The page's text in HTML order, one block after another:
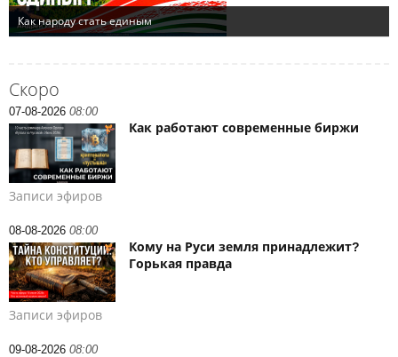
Скоро
07-08-2026 08:00
Как работают современные биржи
Записи эфиров
08-08-2026 08:00
Кому на Руси земля принадлежит?
Горькая правда
Записи эфиров
09-08-2026 08:00